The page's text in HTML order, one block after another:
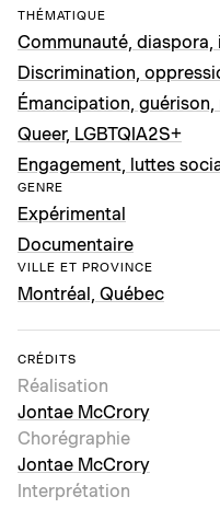
THÉMATIQUE
Communauté,
Discrimination,
Émancipation, guérison,
Queer, LGBTQIA2S+
Engagement, luttes
GENRE
Expérimental
Documentaire
VILLE ET PROVINCE
Montréal, Québec
CRÉDITS
Réalisation
Jontae McCrory
Chorégraphie
Jontae McCrory
Interprétation